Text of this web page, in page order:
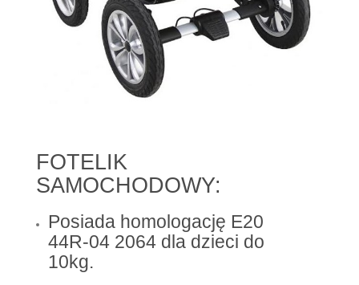
FOTELIK
SAMOCHODOWY:
Posiada homologację E20
44R-04 2064 dla dzieci do
10kg.